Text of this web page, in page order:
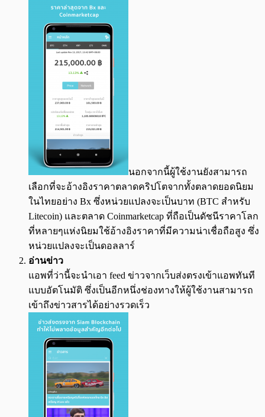
นอกจากนี้ผู้ใช้งานยังสามารถ
เลือกที่จะอ้างอิงราคาตลาดคริปโตจากทั้งตลาดยอดนิยม
ในไทยอย่าง Bx ซึ่งหน่วยแปลงจะเป็นบาท (BTC สำหรับ
Litecoin) และตลาด Coinmarketcap ที่ถือเป็นดัชนีราคาโลก
ที่หลายๆแห่งนิยมใช้อ้างอิงราคาที่มีความน่าเชื่อถือสูง ซึ่ง
หน่วยแปลงจะเป็นดอลลาร์
อ่านข่าว
แอพที่ว่านี้จะนำเอา feed ข่าวจากเว็บส่งตรงเข้าแอพทันที
แบบอัตโนมัติ ซึ่งเป็นอีกหนึ่งช่องทางให้ผู้ใช้งานสามารถ
เข้าถึงข่าวสารได้อย่างรวดเร็ว